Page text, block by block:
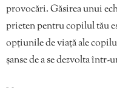
provocări. Găsirea unui
prieten pentru copilul tău
opțiunile de viață ale
șanse de a se dezvolta